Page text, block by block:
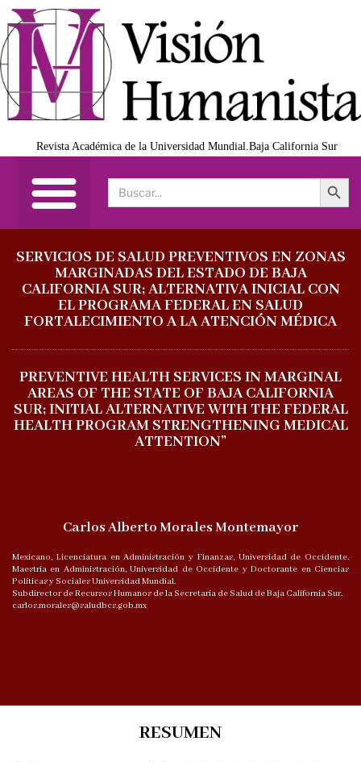
Revista Académica de la Universidad Mundial.Baja California Sur
Search
for:
Search Button
SERVICIOS DE SALUD PREVENTIVOS EN ZONAS
MARGINADAS DEL ESTADO DE BAJA
CALIFORNIA SUR; ALTERNATIVA INICIAL CON
EL PROGRAMA FEDERAL EN SALUD
FORTALECIMIENTO A LA ATENCIÓN MÉDICA
PREVENTIVE HEALTH SERVICES IN MARGINAL
AREAS OF THE STATE OF BAJA CALIFORNIA
SUR; INITIAL ALTERNATIVE WITH THE FEDERAL
HEALTH PROGRAM STRENGTHENING MEDICAL
ATTENTION”
Carlos Alberto Morales Montemayor
Mexicano, Licenciatura en Administración y Finanzas, Universidad de Occidente.
Maestría en Administración, Universidad de Occidente y Doctorante en Ciencias
Políticas y Sociales Universidad Mundial.
Subdirector de Recursos Humanos de la Secretaría de Salud de Baja California Sur.
carlos.morales@saludbcs.gob.mx
RESUMEN